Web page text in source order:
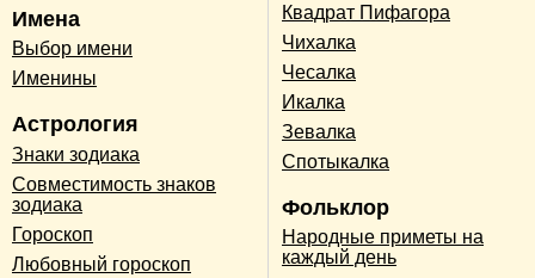
Имена
Выбор имени
Именины
Астрология
Знаки зодиака
Совместимость знаков
зодиака
Гороскоп
Любовный гороскоп
Квадрат Пифагора
Чихалка
Чесалка
Икалка
Зевалка
Спотыкалка
Фольклор
Народные приметы на
каждый день